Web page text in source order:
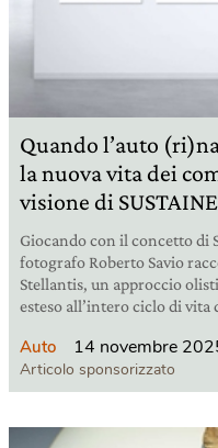
Quando l’auto
la nuova vita dei
visione di
Giocando con il concetto di
fotografo Roberto Savio
Stellantis, un approccio
esteso all’intero ciclo di vita
Auto 14 novembre
Articolo sponsorizzato